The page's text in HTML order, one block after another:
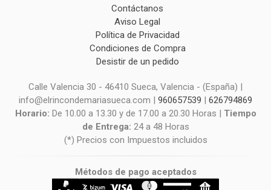
Contáctanos
Aviso Legal
Política de Privacidad
Condiciones de Compra
Desistir de un pedido
Calle Valencia 30 - 46410 Sueca, Valencia - (España) |
info@elrincondemariasueca.com | 960657539 | 626794869
Horario: De 10.00 a 13.30 y de 17.00 a 20.30 Horas | Tiempo
de Entrega: 24 a 48 Horas
(*) Precios con Impuestos incluidos
Métodos de pago aceptados